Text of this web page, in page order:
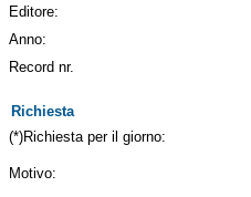
Editore:
Anno:
Record nr.
Richiesta
(*)Richiesta per il giorno:
Motivo: